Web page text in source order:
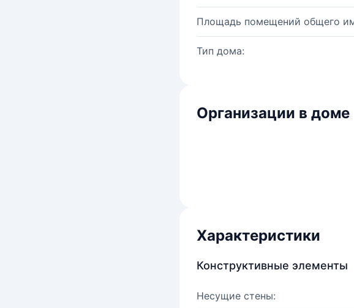
Площадь помещений общего
Тип дома:
Организации в доме
Характеристики
Конструктивные элементы
Несущие стены: